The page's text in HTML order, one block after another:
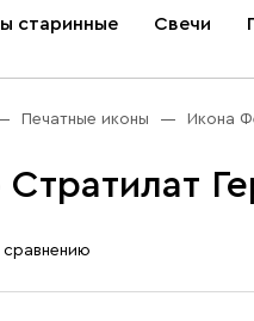
старинные Свечи
Печатные иконы Икона
сравнению